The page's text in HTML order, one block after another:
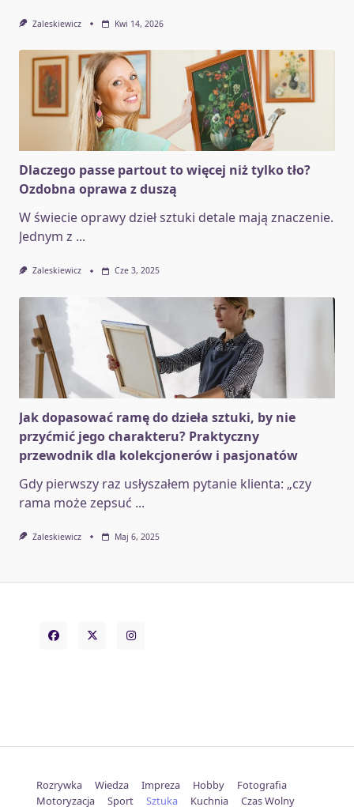
Zaleskiewicz Kwi 14, 2026
Dlaczego passe partout to więcej niż tylko tło?
Ozdobna oprawa z duszą
W świecie oprawy dzieł sztuki detale mają znaczenie.
Jednym z ...
Zaleskiewicz Cze 3, 2025
Jak dopasować ramę do dzieła sztuki, by nie
przyćmić jego charakteru? Praktyczny
przewodnik dla kolekcjonerów i pasjonatów
Gdy pierwszy raz usłyszałem pytanie klienta: „czy
rama może zepsuć ...
Zaleskiewicz Maj 6, 2025
Rozrywka Wiedza Impreza Hobby
Fotografia
Motoryzacja
Sport Sztuka Kuchnia Czas Wolny